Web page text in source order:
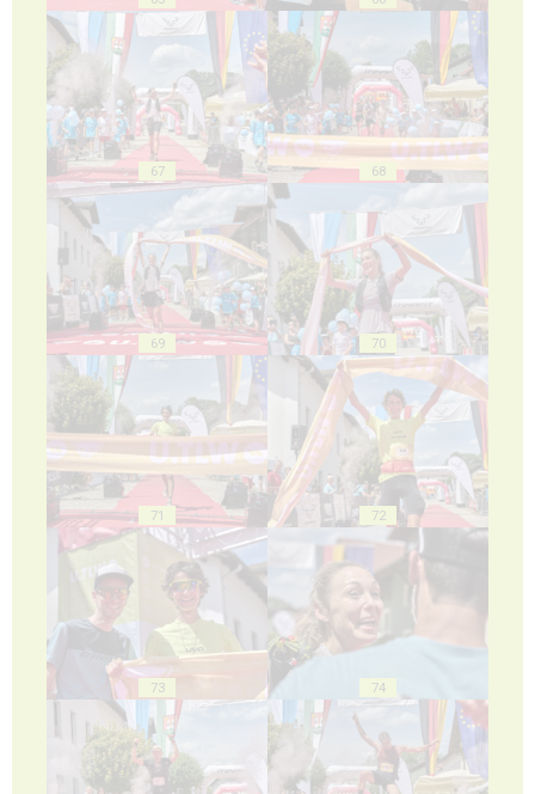
67 68
69 70
71 72
73 74